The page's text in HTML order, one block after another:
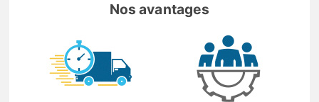
Nos avantages